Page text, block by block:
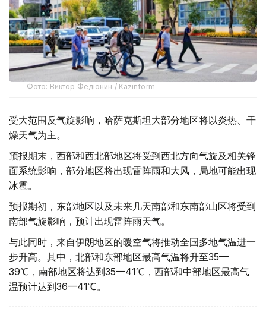
Фото: Виктор Федюнин / Kazinform
受大范围反气旋影响，哈萨克斯坦大部分地区将以炎热、干
燥天气为主。
预报期末，西部和西北部地区将受到西北方向气旋及相关锋
面系统影响，部分地区将出现雷阵雨和大风，局地可能出现
冰雹。
预报期初，东部地区以及未来几天南部和东南部山区将受到
南部气旋影响，预计出现雷阵雨天气。
与此同时，来自伊朗地区的暖空气将推动全国多地气温进一
步升高。其中，北部和东部地区最高气温将升至35—
39℃，南部地区将达到35—41℃，西部和中部地区最高气
温预计达到36—41℃。